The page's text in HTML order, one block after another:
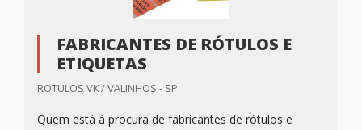
FABRICANTES DE RÓTULOS E
ETIQUETAS
ROTULOS VK / VALINHOS - SP
Quem está à procura de fabricantes de rótulos e